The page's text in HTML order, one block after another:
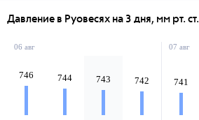
Давление в Руовесях на 3 дня, мм рт. ст.
06 авг
746 744 743 742
07 авг
741